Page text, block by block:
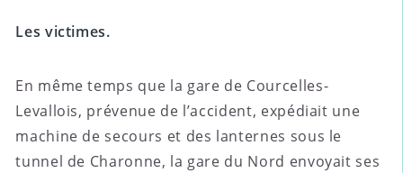
Les victimes.
En même temps que la gare de Courcelles-
Levallois, prévenue de l’accident, expédiait une
machine de secours et des lanternes sous le
tunnel de Charonne, la gare du Nord envoyait ses